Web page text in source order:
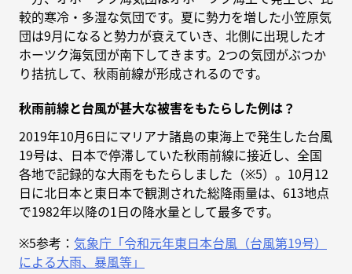
較的寒冷・多湿な気団です。夏に勢力を増した小笠原気
団は9月になると勢力が衰えていき、北側に出現したオ
ホーツク海気団が南下してきます。2つの気団がぶつか
り拮抗して、秋雨前線が形成されるのです。
秋雨前線と台風が甚大な被害をもたらした例は？
2019年10月6日にマリアナ諸島の東海上で発生した台風
19号は、日本で停滞していた秋雨前線に接近し、全国
各地で記録的な大雨をもたらしました（※5）。10月12
日に北日本と東日本で観測された総降雨量は、613地点
で1982年以降の1日の降水量として最多です。
※5参考： 気象庁「令和元年東日本台風（台風第19号）
による大雨、暴風等」